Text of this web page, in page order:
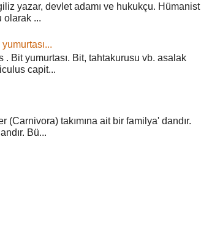
yazar, devlet adamı ve hukukçu. Hümanist
olarak ...
Bit yumurtası. Bit, tahtakurusu vb. asalak
capit...
(Carnivora) takımına ait bir familya' dandır.
Bü...